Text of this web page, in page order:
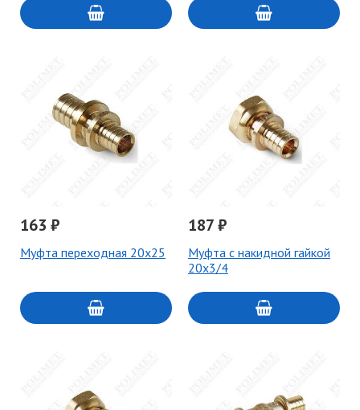
163 ₽
Муфта переходная 20x25
187 ₽
Муфта с накидной гайкой
20x3/4